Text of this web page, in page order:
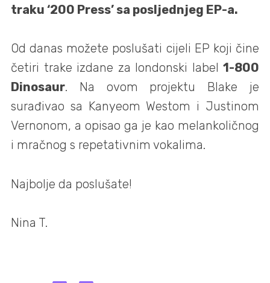
traku ‘200 Press’ sa posljednjeg EP-a.
Od danas možete poslušati cijeli EP koji čine
četiri trake izdane za londonski label 1-800
Dinosaur. Na ovom projektu Blake je
surađivao sa Kanyeom Westom i Justinom
Vernonom, a opisao ga je kao melankoličnog
i mračnog s repetativnim vokalima.
Najbolje da poslušate!
Nina T.